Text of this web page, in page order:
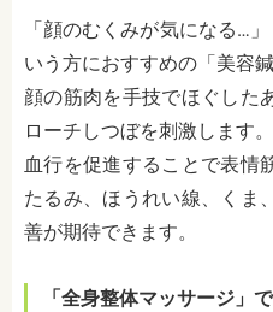
「顔のむくみが気になる…
いう方におすすめの「美容鍼
顔の筋肉を手技でほぐした
ローチしつぼを刺激します。
血行を促進することで表情
たるみ、ほうれい線、くま
善が期待できます。
「全身整体マッサージ」